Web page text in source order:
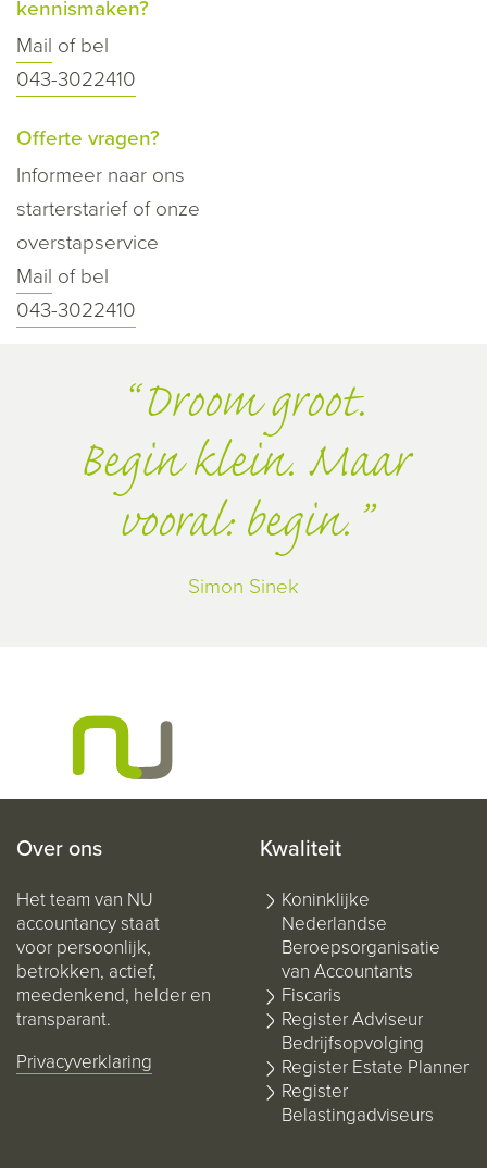
kennismaken?
Mail of bel
043-3022410
Offerte vragen?
Informeer naar ons
starterstarief of onze
overstapservice
Mail of bel
043-3022410
Droom groot.
Begin klein. Maar
vooral: begin.
Simon Sinek
Over ons
Het team van NU
accountancy staat
voor persoonlijk,
betrokken, actief,
meedenkend, helder en
transparant.
Privacyverklaring
Kwaliteit
Koninklijke
Nederlandse
Beroepsorganisatie
van Accountants
Fiscaris
Register Adviseur
Bedrijfsopvolging
Register Estate Planner
Register
Belastingadviseurs